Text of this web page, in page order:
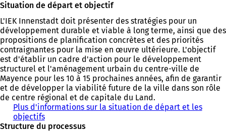
d
a
n
s
u
n
n
o
u
v
e
d
a
n
s
u
n
n
o
u
e
d
a
u
n
'
o
u
v
r
e
d
a
n
s
u
n
Situation de départ et objectif
L'IEK Innenstadt doit présenter des stratégies pour un
développement durable et viable à long terme, ainsi que des
propositions de planification concrètes et des priorités
contraignantes pour la mise en œuvre ultérieure. L'objectif
est d'établir un cadre d'action pour le développement
structurel et l'aménagement urbain du centre-ville de
Mayence pour les 10 à 15 prochaines années, afin de garantir
et de développer la viabilité future de la ville dans son rôle
de centre régional et de capitale du Land.
Plus d'informations sur la situation de départ et les
objectifs
Structure du processus